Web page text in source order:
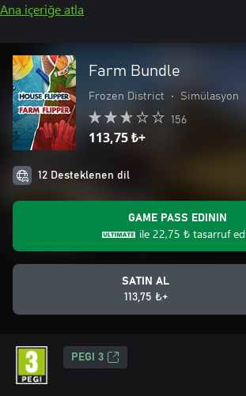
Ana içeriğe atla
Farm Bundle
Frozen District • Simülasyon
156
113,75 ₺+
12 Desteklenen dil
GAME PASS EDININ
ile 22,75 ₺ tasarruf
SATIN AL
113,75 ₺+
PEGI 3